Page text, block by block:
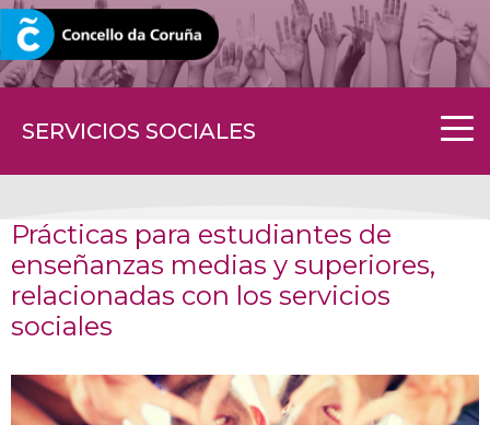
SERVICIOS SOCIALES
CORUNA.GAL
Prácticas para estudiantes de
enseñanzas medias y superiores,
relacionadas con los servicios
sociales